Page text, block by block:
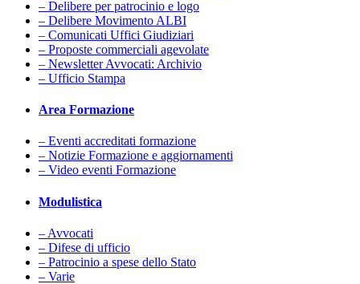
– Delibere per patrocinio e logo
– Delibere Movimento ALBI
– Comunicati Uffici Giudiziari
– Proposte commerciali agevolate
– Newsletter Avvocati: Archivio
– Ufficio Stampa
Area Formazione
– Eventi accreditati formazione
– Notizie Formazione e aggiornamenti
– Video eventi Formazione
Modulistica
– Avvocati
– Difese di ufficio
– Patrocinio a spese dello Stato
– Varie